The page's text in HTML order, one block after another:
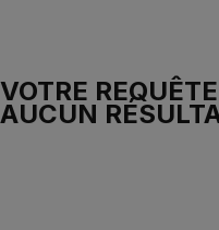
VOTRE
AUCUN